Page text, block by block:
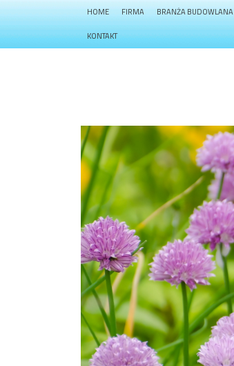
HOME FIRMA BRANŻA BUDOWLANA
KONTAKT